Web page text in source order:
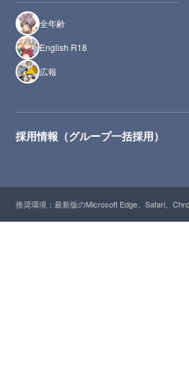
全年齢
English R18
広報
採用情報（グループ一括採用）
推奨環境：最新版のMicrosoft Edge、Safari、